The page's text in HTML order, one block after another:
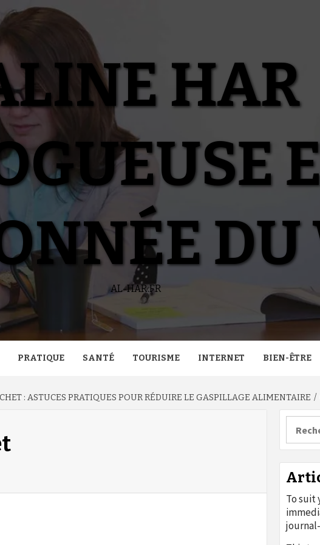
HAR
DU
AL-HAR.FR
PRATIQUE SANTÉ TOURISME INTERNET BIEN-ÊTRE
: ASTUCES PRATIQUES POUR RÉDUIRE LE GASPILLAGE ALIMENTAIRE
To suit